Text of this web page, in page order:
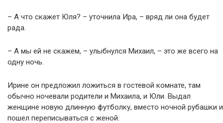
– А что скажет Юля? – уточнила Ира, – вряд ли она будет
рада.
– А мы ей не скажем, – улыбнулся Михаил, – это же всего на
одну ночь.
Ирине он предложил ложиться в гостевой комнате, там
обычно ночевали родители и Михаила, и Юли. Выдал
женщине новую длинную футболку, вместо ночной рубашки и
пошел переписываться с женой.